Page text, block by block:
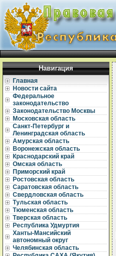
Навигация
Главная
Новости сайта
Федеральное
законодательство
Законодательство Москвы
Московская область
Санкт-Петербург и
Ленинградская область
Амурская область
Воронежская область
Краснодарский край
Омская область
Приморский край
Ростовская область
Саратовская область
Свердловская область
Тульская область
Тюменская область
Тверская область
Республика Удмуртия
Ханты-Мансийский
автономный округ
Челябинская область